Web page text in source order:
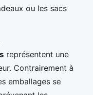
ou les sacs
représentent une
Contrairement à
emballages se